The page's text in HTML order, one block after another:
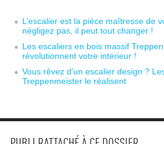
L’escalier est la pièce maîtresse de
négligez pas, il peut tout changer !
Les escaliers en bois massif
révolutionnent votre intérieur !
Vous rêvez d'un escalier design ?
Treppenmeister le réalisent